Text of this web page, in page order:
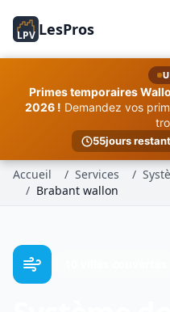
LPV LesPros
Primes temporaires
2026 ! Demandez vos
55jours
Accueil / Services /
/ Brabant wallon